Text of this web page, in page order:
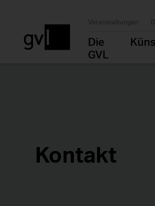
Veranstaltungen
Die
GVL
Kontakt